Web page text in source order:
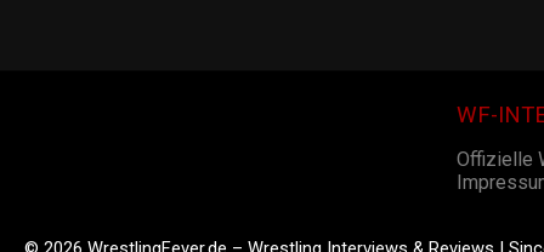
WF-
Offizielle